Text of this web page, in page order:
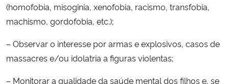
(homofobia, misoginia, xenofobia, racismo, transfobia,
machismo, gordofobia, etc.);
– Observar o interesse por armas e explosivos, casos de
massacres e/ou idolatria a figuras violentas;
– Monitorar a qualidade da saúde mental dos filhos e, se